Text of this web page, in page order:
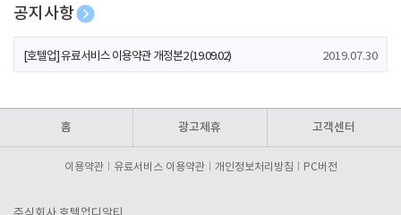
공지사항
[호텔업] 개인정보 처리방침 개정본1 (19.09.02)
[호텔업] 유료서비스 이용약관 개정본2 (19.09.02) 2019.07.30
홈 광고제휴 고객센터
이용약관 유료서비스 이용약관 개인정보처리방침 PC버전